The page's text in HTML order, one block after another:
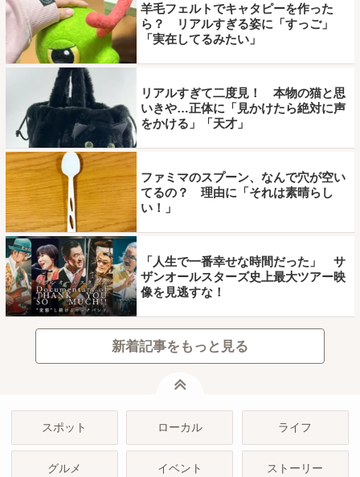
羊毛フェルトでキャタピーを作った
ら？ リアルすぎる姿に「すっご」
「実在してるみたい」
リアルすぎて二度見！ 本物の猫と思
いきや…正体に「見かけたら絶対に声
をかける」「天才」
ファミマのスプーン、なんで穴が空い
てるの？ 理由に「それは素晴らし
い！」
「人生で一番幸せな時間だった」 サ
ザンオールスターズ史上最大ツアー映
像を見逃すな！
新着記事をもっと見る
スポット ローカル ライフ
グルメ イベント ストーリー